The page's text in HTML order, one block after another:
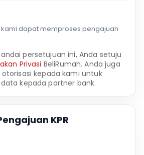
dapat memproses pengajuan
persetujuan ini, Anda setuju
Privasi BeliRumah. Anda juga
kepada kami untuk
kepada partner bank.
KPR